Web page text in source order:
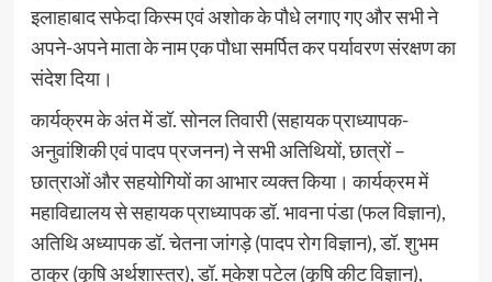
इलाहाबाद सफेदा किस्म एवं अशोक के पौधे लगाए गए और सभी ने
अपने-अपने माता के नाम एक पौधा समर्पित कर पर्यावरण संरक्षण का
संदेश दिया।
कार्यक्रम के अंत में डॉ. सोनल तिवारी (सहायक प्राध्यापक-
अनुवांशिकी एवं पादप प्रजनन) ने सभी अतिथियों, छात्रों –
छात्राओं और सहयोगियों का आभार व्यक्त किया। कार्यक्रम में
महाविद्यालय से सहायक प्राध्यापक डॉ. भावना पंडा (फल विज्ञान),
अतिथि अध्यापक डॉ. चेतना जांगड़े (पादप रोग विज्ञान), डॉ. शुभम
ठाकुर (कृषि अर्थशास्त्र), डॉ. मुकेश पटेल (कृषि कीट विज्ञान),